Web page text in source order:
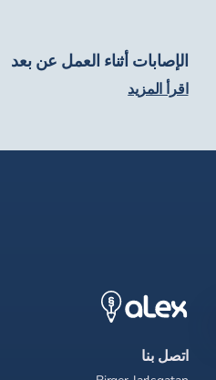
الإصابات أثناء العمل عن بعد
اقرأ المزيد
اتصل بنا